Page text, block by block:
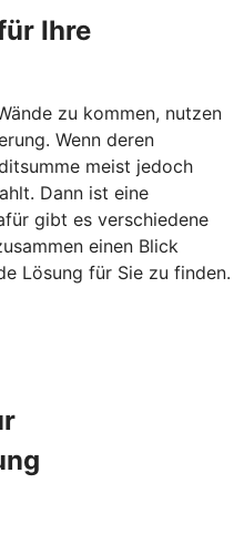
Ihre
zu kommen, nutzen
Wenn deren
meist jedoch
Dann ist eine
gibt es verschiedene
einen Blick
Lösung für Sie zu finden.